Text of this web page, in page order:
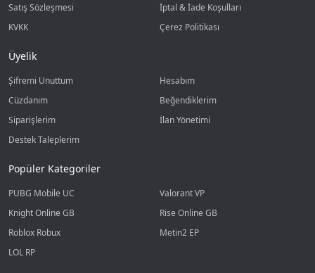
Satış Sözleşmesi
İptal & İade Koşulları
KVKK
Çerez Politikası
Üyelik
Şifremi Unuttum
Hesabım
Cüzdanım
Beğendiklerim
Siparişlerim
İlan Yönetimi
Destek Taleplerim
Popüler Kategoriler
PUBG Mobile UC
Valorant VP
Knight Online GB
Rise Online GB
Roblox Robux
Metin2 EP
LOL RP